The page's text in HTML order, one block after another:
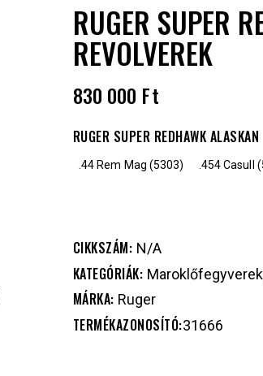
RUGER SUPER
REVOLVEREK
830 000 Ft
RUGER SUPER REDHAWK ALASKAN
.44 Rem Mag (5303) .454 Casull
CIKKSZÁM: N/A
KATEGÓRIÁK: Maroklőfegyverek
MÁRKA: Ruger
TERMÉKAZONOSÍTÓ:31666